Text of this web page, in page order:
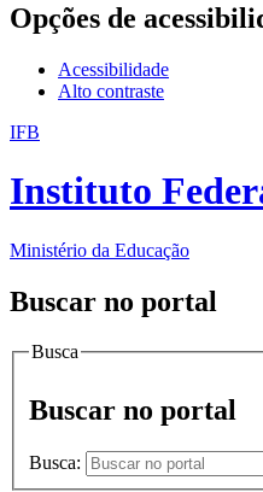
Opções de
Acessibilidade
Alto contraste
IFB
Instituto
Ministério da Educação
Buscar no portal
Busca
Buscar no portal
Busca: